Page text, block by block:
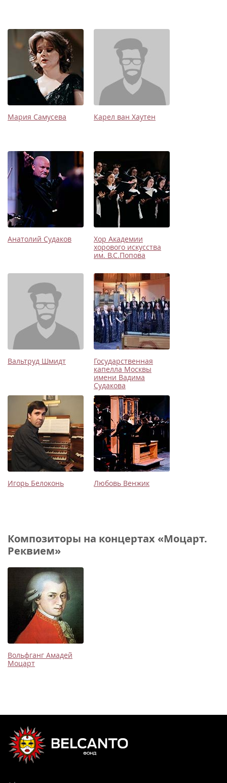
Мария Самусева Карел ван Хаутен
Анатолий Судаков
Хор Академии
хорового искусства
им. В.С.Попова
Вальтруд Шмидт
Государственная
капелла Москвы
имени Вадима
Судакова
Игорь Белоконь Любовь Венжик
Композиторы на концертах «Моцарт.
Реквием»
Вольфганг Амадей
Моцарт